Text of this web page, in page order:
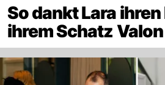
So dankt Lara
ihrem Schatz Valon